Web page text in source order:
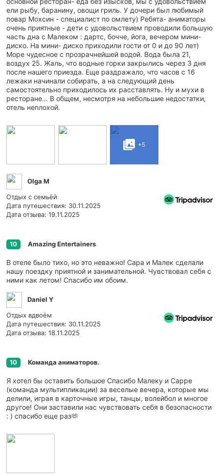
ели рыбу, баранину, овощи гриль. У дочери был любимый
повар Мохсин - специалист по омлету) Ребята- аниматоры
очень приятные - дети с удовольствием проводили большую
часть дна с Малеком : дартс, бочче, йога, вечером мини-
диско. На мини- диско приходили гости от 0 и до 90 лет)
Море чудесное с прозрачнейшей водой. Вода была 21,
воздух 25. Жаль, что водные горки закрылись через 3 дня
после нашего приезда. Еще раздражало, что часов с 16
лежаки начинали собирать, а на следующий день
самостоятельно приходилось их расставлять. Ну и мухи в
ресторане… В общем, несмотря на небольшие недостатки,
отель неплохой.
+5
Olga M
Отдых с семьёй
Дата путешествия: 30.11.2025
Дата отзыва: 19.11.2025
10 Amazing Entertainers
В отеле было тихо, но это неважно! Сара и Малек сделали
нашу поездку приятной и занимательной. Чувствовал себя с
ними как летом! Спасибо им обоим.
Daniel Y
Отдых вдвоём
Дата путешествия: 30.11.2025
Дата отзыва: 18.11.2025
10 Команда аниматоров.
Я хотел бы оставить большое Спасибо Малеку и Сарре
(команда мультипликации) за веселые вечера, которые мы
делили, играя в карточные игры, танцы, волейбол и многое
другое! Они заставили нас чувствовать себя в безопасности
: ) спасибо еще раз🫶